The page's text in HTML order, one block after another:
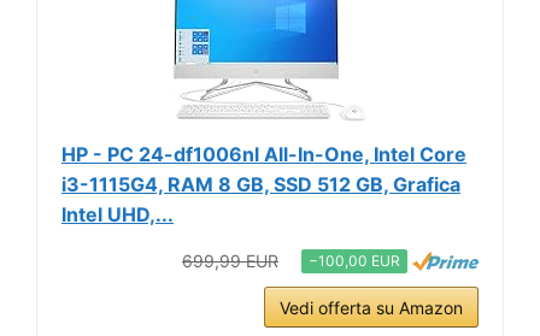
HP - PC 24-df1006nl All-In-One, Intel Core
i3-1115G4, RAM 8 GB, SSD 512 GB, Grafica
Intel UHD,...
699,99 EUR −100,00 EUR
Vedi offerta su Amazon